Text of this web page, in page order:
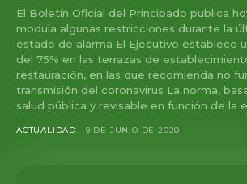
El Boletín Oficial del Principado publica
modula algunas restricciones durante la
estado de alarma El Ejecutivo establece
del 75% en las terrazas de
restauración, en las que recomienda no
transmisión del coronavirus La norma,
salud pública y revisable en función de la
ACTUALIDAD 9 DE JUNIO DE 2020